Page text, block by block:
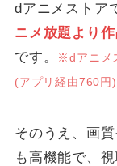
dアニメストア
ニメ放題より
です。
※dアニメ
(アプリ経由760円)
そのうえ、画
も高機能で、